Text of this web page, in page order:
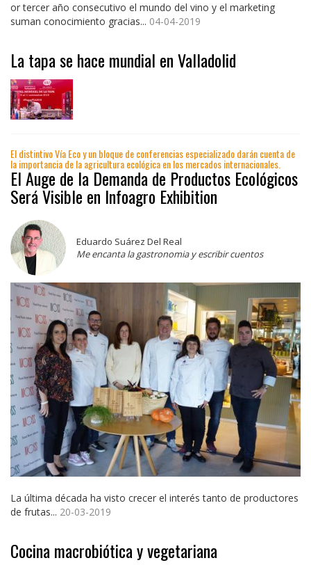
or tercer año consecutivo el mundo del vino y el marketing
suman conocimiento gracias... 04-04-2019
La tapa se hace mundial en Valladolid
El distintivo Vía Eco y un bloque de conferencias especializado darán cuenta de
la importancia de la agricultura ecológica en los mercados internacionales.
El Auge de la Demanda de Productos Ecológicos
Será Visible en Infoagro Exhibition
Eduardo Suárez Del Real
Me encanta la gastronomia y escribir cuentos
La última década ha visto crecer el interés tanto de productores
de frutas... 20-03-2019
Cocina macrobiótica y vegetariana